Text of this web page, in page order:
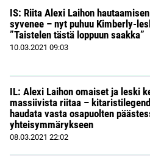
IS: Riita Alexi Laihon
syvenee – nyt puhuu Kimberly-
”Taistelen tästä loppuun saakka”
10.03.2021 09:03
IL: Alexi Laihon omaiset ja leski
massiivista riitaa –
haudata vasta osapuolten
yhteisymmärykseen
08.03.2021 22:02